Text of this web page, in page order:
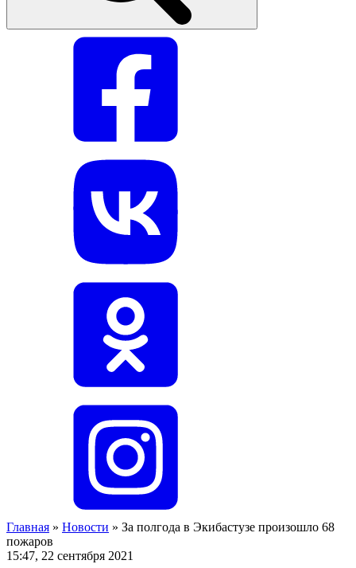
Главная » Новости » За полгода в Экибастузе произошло 68
пожаров
15:47, 22 сентября 2021